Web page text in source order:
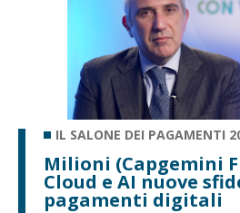
IL SALONE DEI PAGAMENTI
Milioni (Capgemini
Cloud e AI nuove
pagamenti digitali